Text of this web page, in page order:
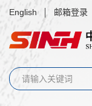
English 邮箱登录